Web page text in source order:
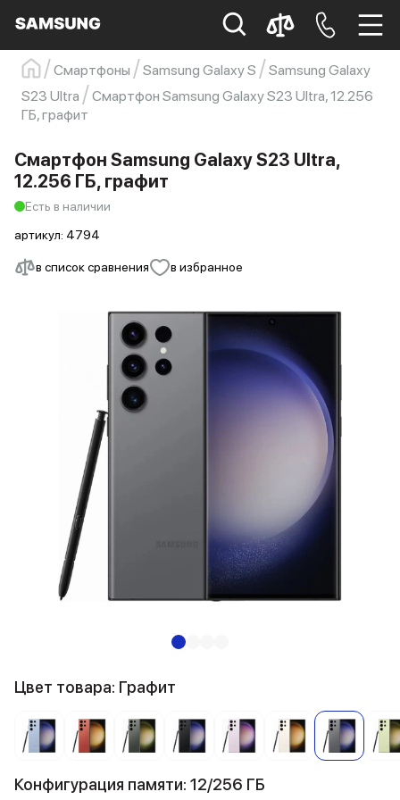
Samsung Смартфон s23
s23 ultra
Galaxy S22
Смартфоны Samsung Galaxy S
Samsung Galaxy
S23 Ultra
Смартфон Samsung Galaxy S23 Ultra, 12.256
ГБ, графит
в список сравнения в избранное
Смартфон Samsung Galaxy S23 Ultra,
12.256 ГБ, графит
Есть в наличии
артикул: 4794
Цвет товара: Графит
Конфигурация памяти: 12/256 ГБ